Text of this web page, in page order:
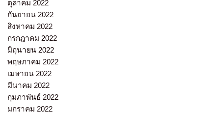
ตุลาคม 2022
กันยายน 2022
สิงหาคม 2022
กรกฎาคม 2022
มิถุนายน 2022
พฤษภาคม 2022
เมษายน 2022
มีนาคม 2022
กุมภาพันธ์ 2022
มกราคม 2022